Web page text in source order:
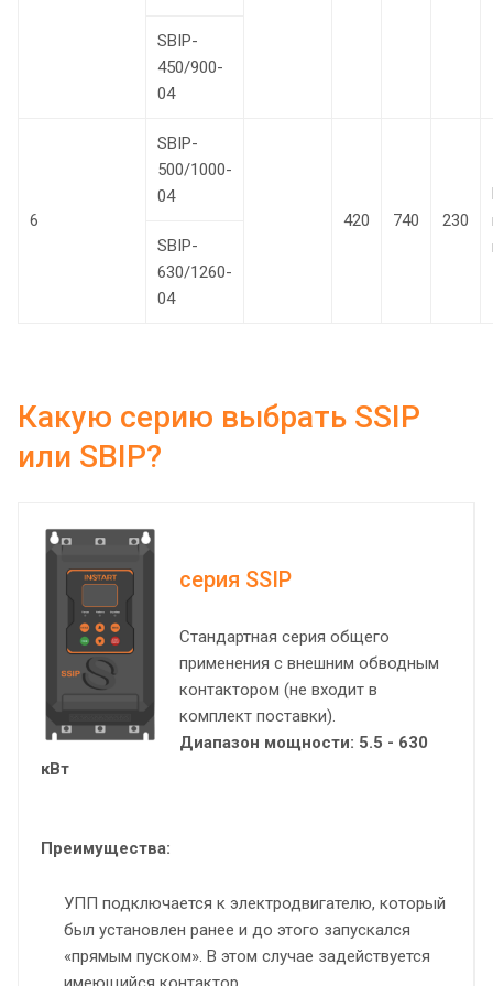
SBIP-
450/900-
04
6
SBIP-
500/1000-
04
420
740 230
SBIP-
630/1260-
04
Какую серию выбрать SSIP
или SBIP?
серия SSIP
Стандартная серия общего
применения с внешним обводным
контактором (не входит в
комплект поставки).
Диапазон мощности: 5.5 - 630
кВт
Преимущества:
УПП подключается к электродвигателю, который
был установлен ранее и до этого запускался
«прямым пуском». В этом случае задействуется